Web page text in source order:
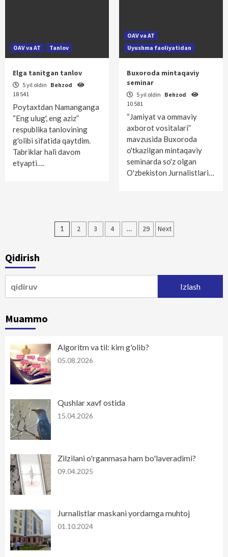
OAV va AT Tanlov
Elga tanitgan tanlov
5 yil oldin Behzod
18 541
Poytaxtdan Namanganga
“Eng ulug', eng aziz”
respublika tanlovining
g'olibi sifatida qaytdim.
Tabriklar hali davom
etyapti….
OAV va AT
Uyushma faoliyatidan
Buxoroda mintaqaviy
seminar
5 yil oldin Behzod
10 581
“Jamiyat va ommaviy
axborot vositalari”
mavzusida Buxoroda
o'tkazilgan mintaqaviy
seminarda so'z olgan
O'zbekiston Jurnalistlari…
Maqolalar
1 2 3 4 … 29 Next
Qidirish
Muammo
Algoritm va til: kim g'olib?
05.08.2026
Qushlar xavf ostida
15.04.2026
Zilzilani o'rganmasa ham bo'laveradimi?
09.04.2025
Jurnalistlar maskani yordamga muhtoj
01.10.2024